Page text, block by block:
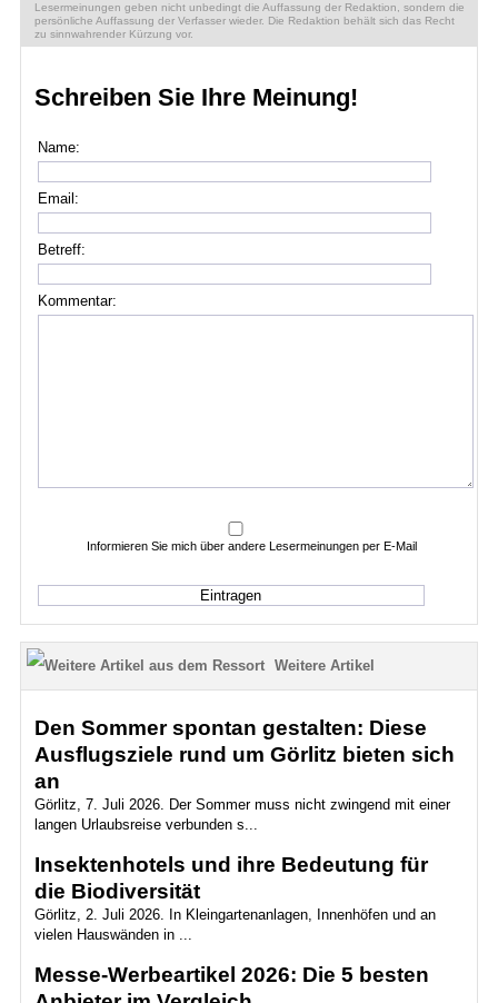
Lesermeinungen geben nicht unbedingt die Auffassung der Redaktion, sondern die
persönliche Auffassung der Verfasser wieder. Die Redaktion behält sich das Recht
zu sinnwahrender Kürzung vor.
Schreiben Sie Ihre Meinung!
Name:
Email:
Betreff:
Kommentar:
Informieren Sie mich über andere Lesermeinungen per E-Mail
Weitere Artikel
Den Sommer spontan gestalten: Diese
Ausflugsziele rund um Görlitz bieten sich
an
Görlitz, 7. Juli 2026. Der Sommer muss nicht zwingend mit einer
langen Urlaubsreise verbunden s...
Insektenhotels und ihre Bedeutung für
die Biodiversität
Görlitz, 2. Juli 2026. In Kleingartenanlagen, Innenhöfen und an
vielen Hauswänden in ...
Messe-Werbeartikel 2026: Die 5 besten